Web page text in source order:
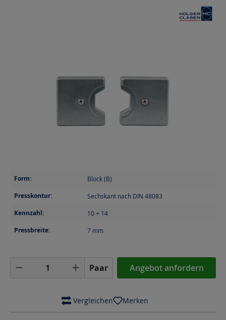
Form: Block (B)
Presskontur: Sechskant nach DIN 48083
Kennzahl: 10 + 14
Pressbreite: 7 mm
Produkt Anzahl: Gib den gewünschten
Paar Angebot anfordern
Vergleichen Merken